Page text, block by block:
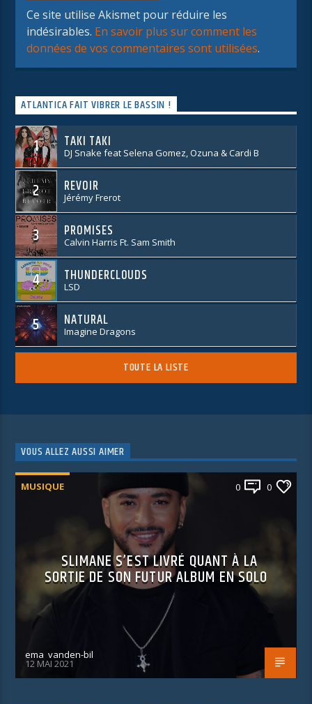
Ce site utilise Akismet pour réduire les
indésirables. En savoir plus sur comment les
données de vos commentaires sont utilisées.
ATLANTICA FAIT VIBRER LE BASSIN !
1 TAKI TAKI
DJ Snake feat Selena Gomez, Ozuna & Cardi B
2 REVOIR
Jérémy Frerot
3 PROMISES
Calvin Harris Ft. Sam Smith
4 THUNDERCLOUDS
LSD
5 NATURAL
Imagine Dragons
TOUTE LA LISTE
VOUS ALLEZ AUSSI AIMER
MUSIQUE 0 0
SLIMANE S’EST LIVRÉ QUANT À LA
SORTIE DE SON FUTUR ALBUM EN SOLO
ema_vanden-bil
12 MAI 2021